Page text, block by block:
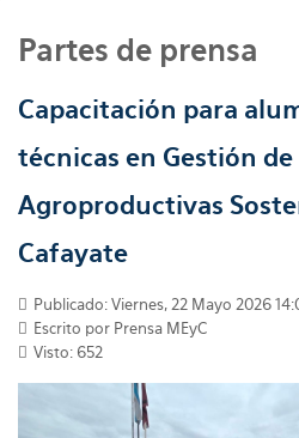
Partes de prensa
Capacitación para
técnicas en Gestión de
Agroproductivas
Cafayate
Publicado: Viernes, 22 Mayo 2026
Escrito por Prensa MEyC
Visto: 652